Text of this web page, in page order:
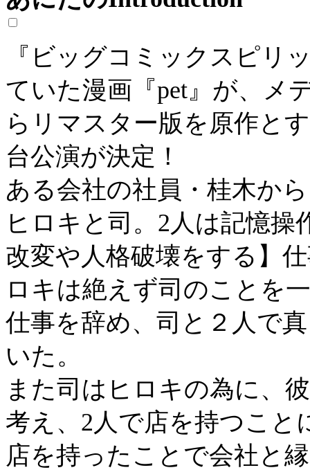
『ビッグコミックスピリ
ていた漫画『pet』が、メ
らリマスター版を原作と
台公演が決定！
ある会社の社員・桂木か
ヒロキと司。2人は記憶
改変や人格破壊をする】
ロキは絶えず司のことを
仕事を辞め、司と２人で
いた。
また司はヒロキの為に、
考え、2人で店を持つこと
店を持ったことで会社と